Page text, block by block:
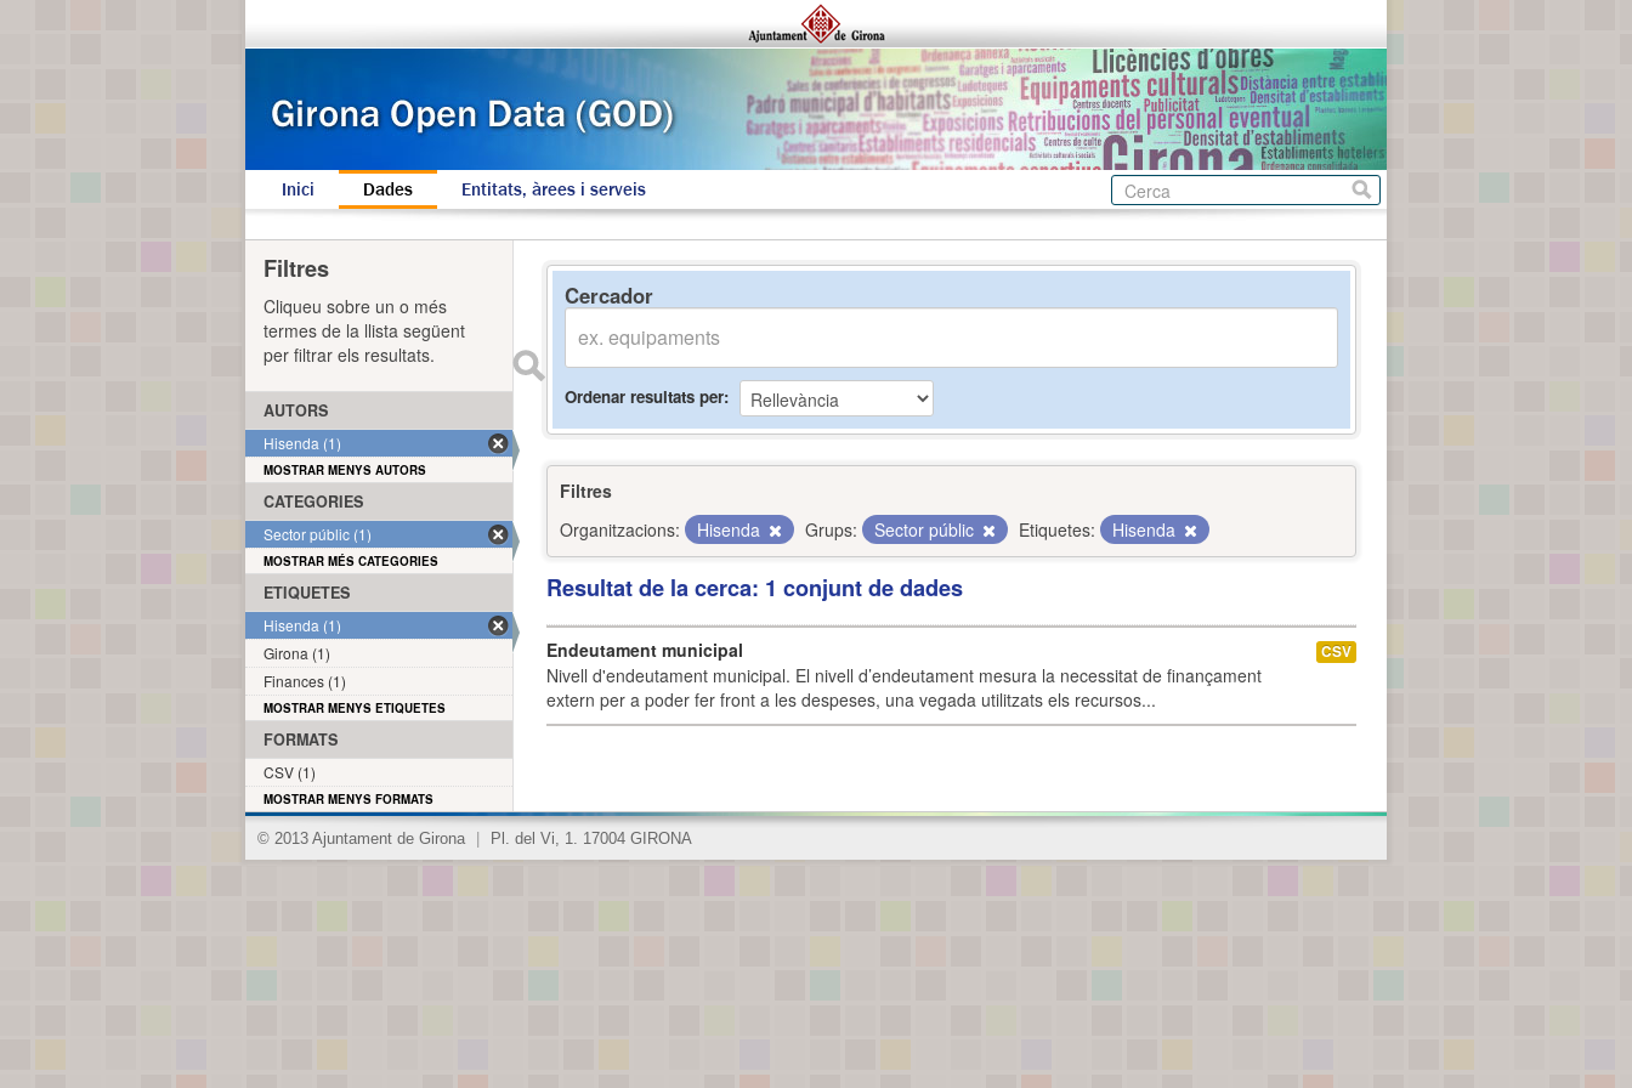
Inici Dades Entitats, àrees i serveis
Cercador
Ordenar resultats per
Filtres
Organitzacions:
Hisenda Grups: Sector públic Etiquetes: Hisenda
Resultat de la cerca: 1 conjunt de dades
Endeutament municipal
Nivell d'endeutament municipal. El nivell d’endeutament mesura la necessitat de finançament
extern per a poder fer front a les despeses, una vegada utilitzats els recursos...
CSV
Filtres
Cliqueu sobre un o més
termes de la llista següent
per filtrar els resultats.
AUTORS
Hisenda (1)
MOSTRAR MENYS AUTORS
CATEGORIES
Sector públic (1)
MOSTRAR MÉS CATEGORIES
ETIQUETES
Hisenda (1)
Girona (1)
Finances (1)
MOSTRAR MENYS ETIQUETES
FORMATS
CSV (1)
MOSTRAR MENYS FORMATS
© 2013 Ajuntament de Girona Pl. del Vi, 1. 17004 GIRONA